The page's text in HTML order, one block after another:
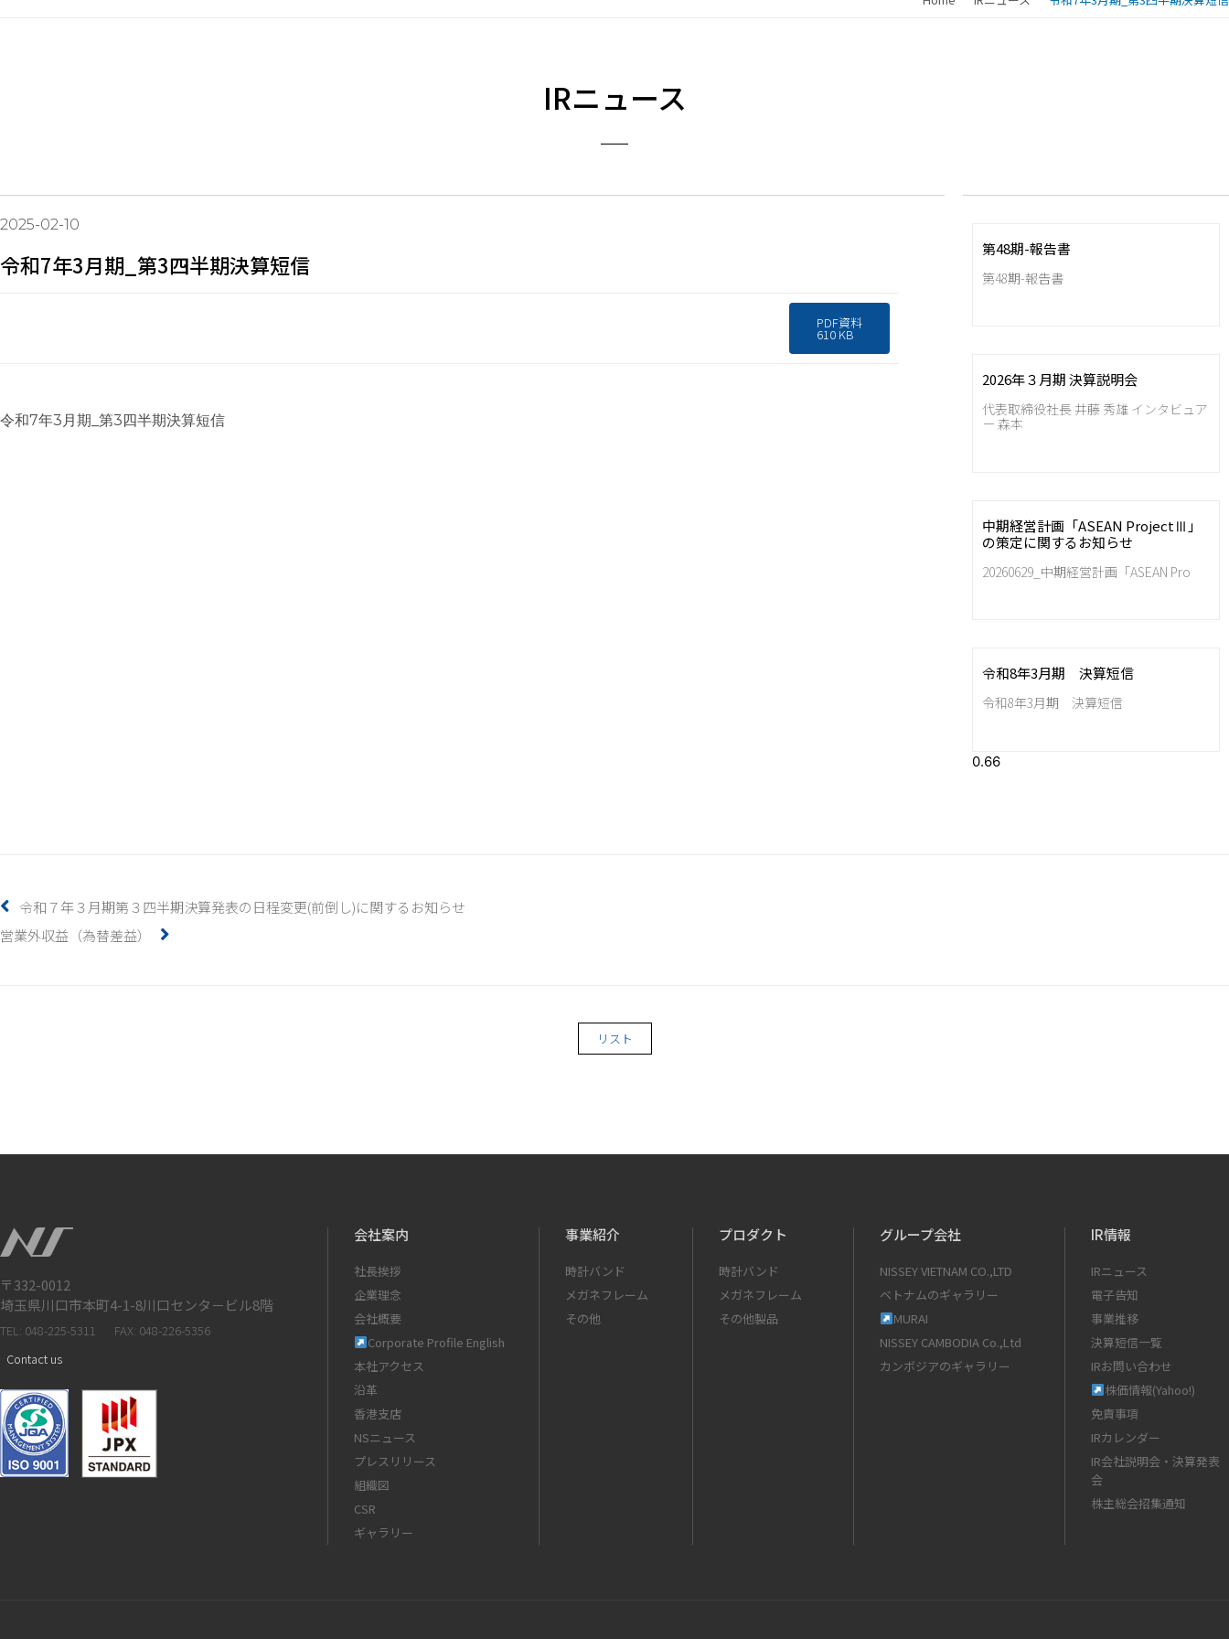
IRニュース
2025-02-10
令和7年3月期_第3四半期決算短信
PDF資料
610 KB
令和7年3月期_第3四半期決算短信
第48期-報告書
第48期-報告書
2026年３月期 決算説明会
代表取締役社長 井藤 秀雄 インタビュア
ー 森本
中期経営計画「ASEAN ProjectⅢ」
の策定に関するお知らせ
20260629_中期経営計画「ASEAN Pro
令和8年3月期 決算短信
令和8年3月期 決算短信
令和７年３月期第３四半期決算発表の日程変更(前倒し)に関するお知らせ
営業外収益（為替差益）
リスト
〒332-0012
埼玉県川口市本町4-1-8川口センタ－ビル8階
TEL: 048-225-5311
FAX: 048-226-5356
Contact us
会社案内
社長挨拶
企業理念
会社概要
Corporate Profile English
本社アクセス
沿革
香港支店
NSニュース
プレスリリース
組織図
CSR
ギャラリー
事業紹介
時計バンド
メガネフレーム
その他
プロダクト
時計バンド
メガネフレーム
その他製品
グループ会社
NISSEY VIETNAM CO.,LTD
ベトナムのギャラリー
MURAI
NISSEY CAMBODIA Co.,Ltd
カンボジアのギャラリー
IR情報
IRニュース
電子告知
事業推移
決算短信一覧
IRお問い合わせ
株価情報(Yahoo!)
免責事項
IRカレンダー
IR会社説明会・決算発表
会
株主総会招集通知